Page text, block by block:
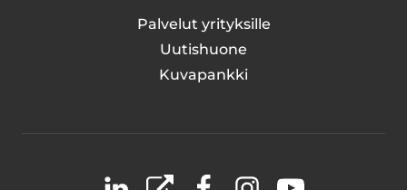
Palvelut yrityksille
Uutishuone
Kuvapankki
LinkedIn
X FacebookInstagramYouTube